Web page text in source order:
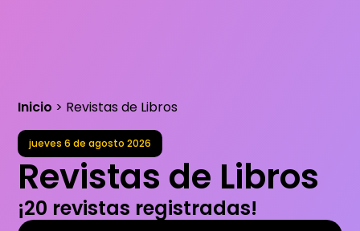
Inicio > Revistas de Libros
jueves 6 deagosto 2026
Revistas de Libros
¡20 revistas registradas!